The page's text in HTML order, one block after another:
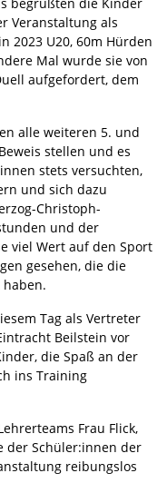
Veranstaltung als
2023 U20, 60m Hürden
Mal wurde sie von
aufgefordert, dem
alle weiteren 5. und
stellen und es
stets versuchten,
und sich dazu
Christoph-
und der
viel Wert auf den Sport
gesehen, die die
haben.
Tag als Vertreter
Beilstein vor
die Spaß an der
ins Training
Frau Flick,
der Schüler:innen der
reibungslos